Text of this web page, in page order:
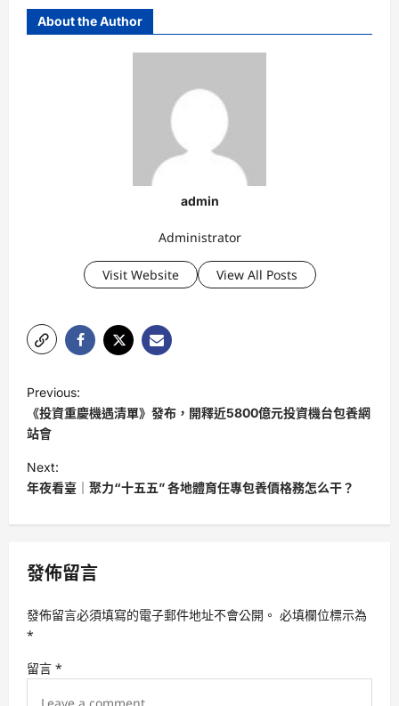
About the Author
admin
Administrator
Visit Website View All Posts
o
s
t
n
a
i
a
t
i
Previous:
《投資重慶機遇清單》發布，開釋近5800億元投資機台包養網
站會
Next:
年夜看臺｜聚力“十五五” 各地體育任專包養價格務怎么干？
發佈留言
發佈留言必須填寫的電子郵件地址不會公開。 必填欄位標示為
*
留言 *